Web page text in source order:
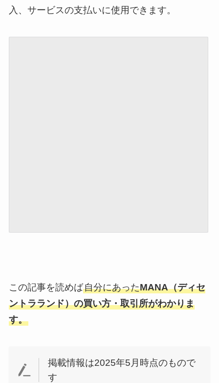
入、サービスの支払いに使用できます。
この記事を読めば自分にあったMANA（ディセ
ントラランド）の買い方・取引所がわかりま
す。
掲載情報は2025年5月時点のもので
す